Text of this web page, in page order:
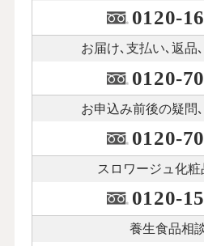
0120-
お届け､支払い､ 返品
0120-
お申込み前後の疑問
0120-
スロワージュ化粧
0120-
養生食品相